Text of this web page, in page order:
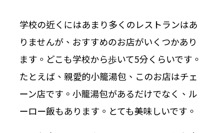
学校の近くにはあまり多くのレストランはあ
りませんが、おすすめのお店がいくつかあり
ます。どこも学校から歩いて5分くらいです。
たとえば、親愛的小籠湯包、このお店はチェ
ーン店です。小籠湯包があるだけでなく、ル
ーロー飯もあります。とても美味しいです。